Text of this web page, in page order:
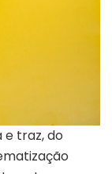
e traz, do